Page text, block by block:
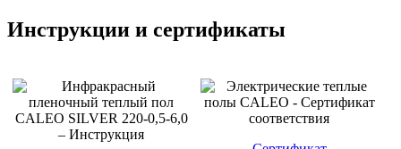
Инструкции и сертификаты